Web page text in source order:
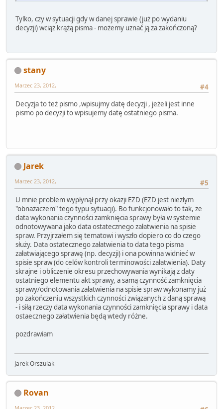
Tylko, czy w sytuacji gdy w danej sprawie (już po wydaniu
decyzji) wciąż krążą pisma - możemy uznać ją za zakończoną?
stany
#4
Marzec 23, 2012,
Decyzja to też pismo ,wpisujmy datę decyzji , jeżeli jest inne
pismo po decyzji to wpisujemy datę ostatniego pisma.
Jarek
#5
Marzec 23, 2012,
U mnie problem wypłynął przy okazji EZD (EZD jest niezłym
"obnażaczem" tego typu sytuacji). Bo funkcjonowało to tak, że
data wykonania czynności zamknięcia sprawy była w systemie
odnotowywana jako data ostatecznego załatwienia na spisie
spraw. Przyjrzałem się tematowi i wyszło dopiero co do czego
służy. Data ostatecznego załatwienia to data tego pisma
załatwiającego sprawę (np. decyzji) i ona powinna widnieć w
spisie spraw (do celów kontroli terminowości załatwienia). Daty
skrajne i obliczenie okresu przechowywania wynikają z daty
ostatniego elementu akt sprawy, a samą czynność zamknięcia
sprawy/odnotowania załatwienia na spisie spraw wykonamy już
po zakończeniu wszystkich czynności związanych z daną sprawą
- i siłą rzeczy data wykonania czynności zamknięcia sprawy i data
ostaecznego załatwienia będą wtedy różne.
pozdrawiam
Jarek Orszulak
Rovan
Marzec 23, 2012,